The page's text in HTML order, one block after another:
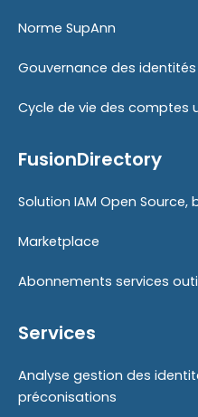
Norme SupAnn
Gouvernance des
Cycle de vie des comptes
FusionDirectory
Solution IAM Open
Marketplace
Abonnements services
Services
Analyse gestion des
préconisations